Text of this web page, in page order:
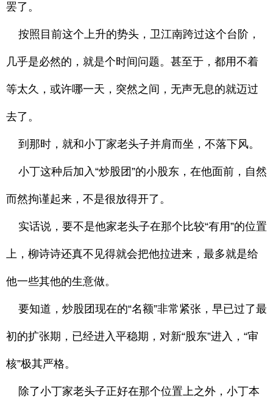
罢了。
按照目前这个上升的势头，卫江南跨过这个台阶，
几乎是必然的，就是个时间问题。甚至于，都用不着
等太久，或许哪一天，突然之间，无声无息的就迈过
去了。
到那时，就和小丁家老头子并肩而坐，不落下风。
小丁这种后加入“炒股团”的小股东，在他面前，自然
而然拘谨起来，不是很放得开了。
实话说，要不是他家老头子在那个比较“有用”的位置
上，柳诗诗还真不见得就会把他拉进来，最多就是给
他一些其他的生意做。
要知道，炒股团现在的“名额”非常紧张，早已过了最
初的扩张期，已经进入平稳期，对新“股东”进入，“审
核”极其严格。
除了小丁家老头子正好在那个位置上之外，小丁本